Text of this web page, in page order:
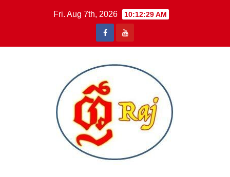
Fri. Aug 7th, 2026 10:12:30 AM